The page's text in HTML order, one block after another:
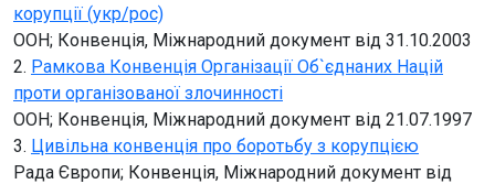
корупції (укр/рос)
ООН; Конвенція, Міжнародний документ від 31.10.2003
2. Рамкова Конвенція Організації Об`єднаних Націй
проти організованої злочинності
ООН; Конвенція, Міжнародний документ від 21.07.1997
3. Цивільна конвенція про боротьбу з корупцією
Рада Європи; Конвенція, Міжнародний документ від